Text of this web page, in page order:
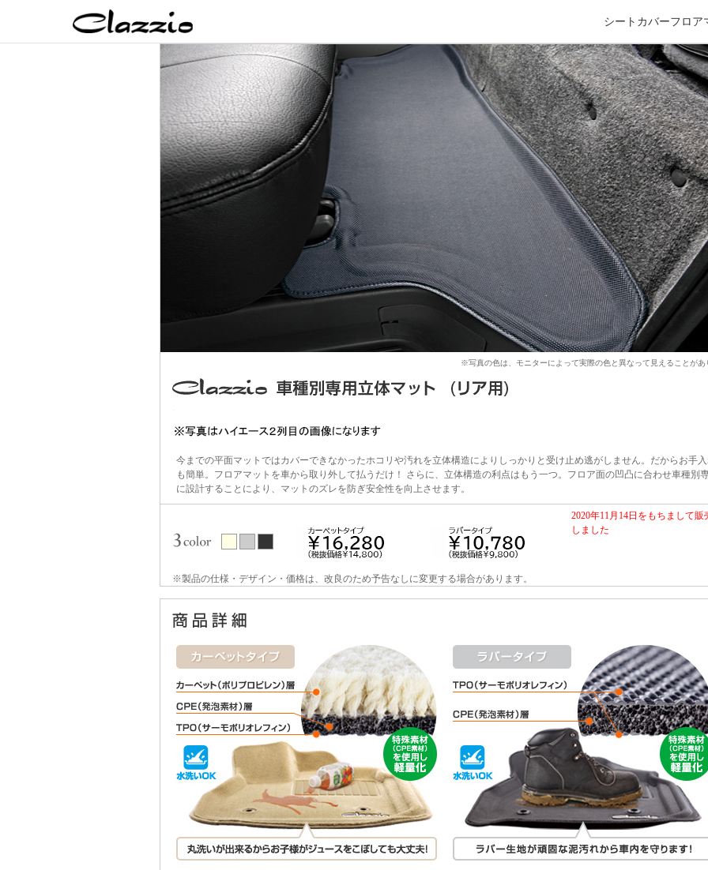
シートカバーフロア
※写真の色は、モニターによって実際の色と異なって見えることがあ
今までの平面マットではカバーできなかったホコリや汚れを立体構造によりしっかりと受け止め逃がしません。だからお手
も簡単。フロアマットを車から取り外して払うだけ！ さらに、立体構造の利点はもう一つ。フロア面の凹凸に合わせ車種別
に設計することにより、マットのズレを防ぎ安全性を向上させます。
2020年11月14日をもちまして販
しました
※製品の仕様・デザイン・価格は、改良のため予告なしに変更する場合があります。